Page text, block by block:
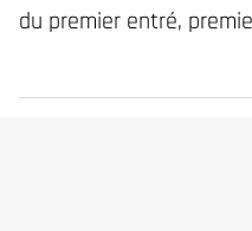
du premier entré,